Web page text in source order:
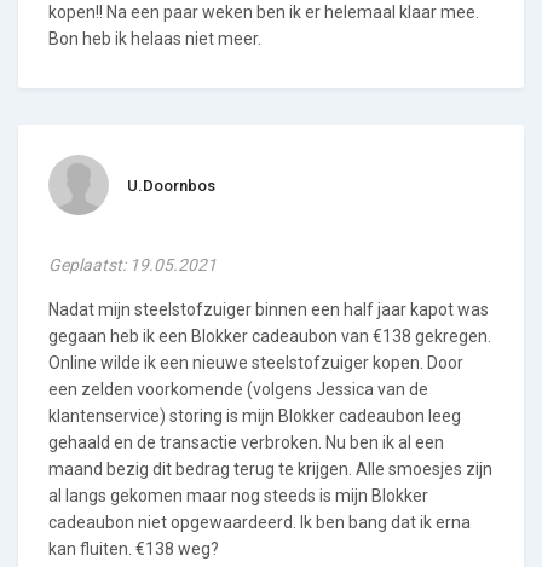
kopen!! Na een paar weken ben ik er helemaal klaar mee.
Bon heb ik helaas niet meer.
U.Doornbos
Geplaatst: 19.05.2021
Nadat mijn steelstofzuiger binnen een half jaar kapot was
gegaan heb ik een Blokker cadeaubon van €138 gekregen.
Online wilde ik een nieuwe steelstofzuiger kopen. Door
een zelden voorkomende (volgens Jessica van de
klantenservice) storing is mijn Blokker cadeaubon leeg
gehaald en de transactie verbroken. Nu ben ik al een
maand bezig dit bedrag terug te krijgen. Alle smoesjes zijn
al langs gekomen maar nog steeds is mijn Blokker
cadeaubon niet opgewaardeerd. Ik ben bang dat ik erna
kan fluiten. €138 weg?